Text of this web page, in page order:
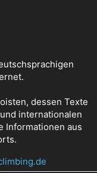
dessen Texte
internationalen
Informationen aus